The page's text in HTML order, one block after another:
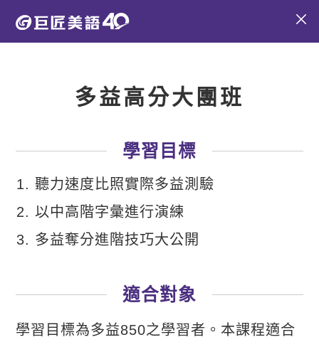
多益高分大團班
學習目標
聽力速度比照實際多益測驗
以中高階字彙進行演練
多益奪分進階技巧大公開
適合對象
學習目標為多益850之學習者。本課程適合